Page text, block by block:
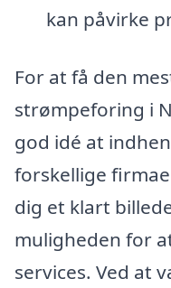
kan påvirke
For at få den
strømpeforing i
god idé at
forskellige
dig et klart
muligheden for
services. Ved at